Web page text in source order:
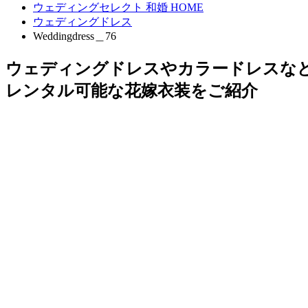
ウェディングセレクト 和婚 HOME
ウェディングドレス
Weddingdress＿76
ウェディングドレスやカラードレスな
レンタル可能な花嫁衣装をご紹介